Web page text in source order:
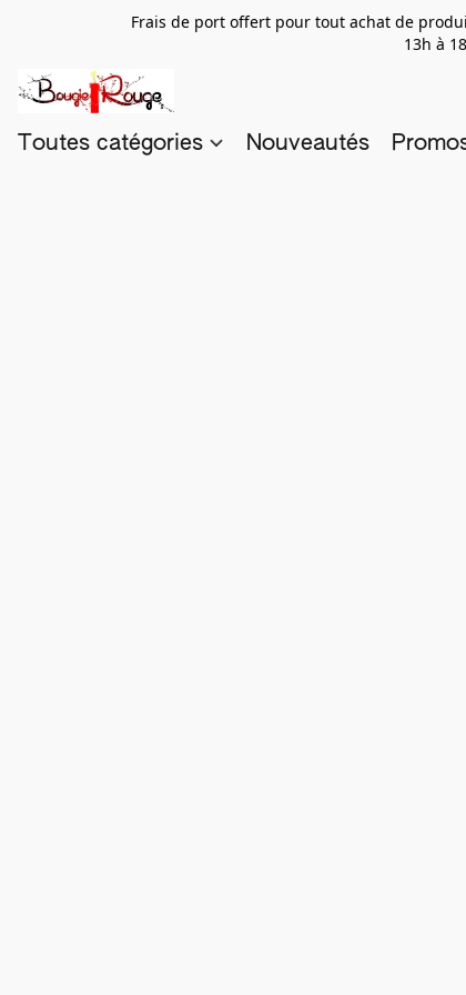
Frais de port offert pour tout achat de
13h à
Toutes catégories Nouveautés